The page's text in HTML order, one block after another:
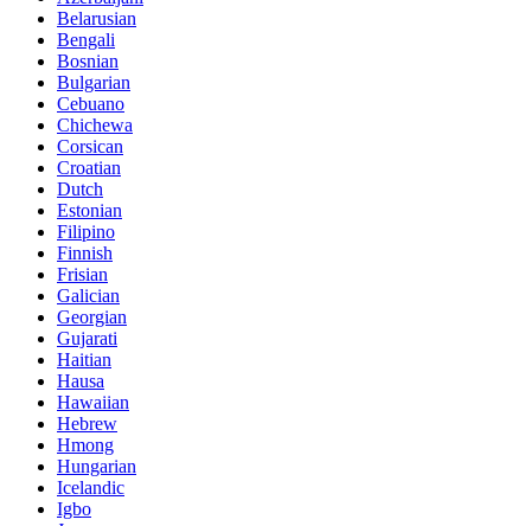
Belarusian
Bengali
Bosnian
Bulgarian
Cebuano
Chichewa
Corsican
Croatian
Dutch
Estonian
Filipino
Finnish
Frisian
Galician
Georgian
Gujarati
Haitian
Hausa
Hawaiian
Hebrew
Hmong
Hungarian
Icelandic
Igbo